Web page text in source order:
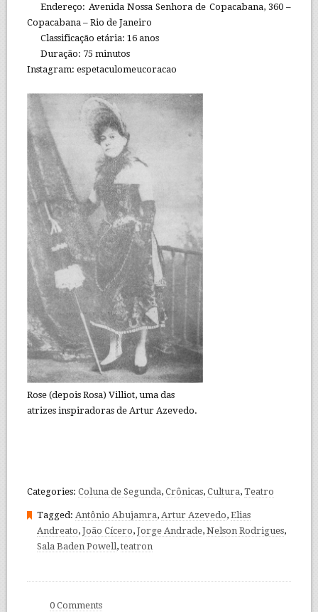
Endereço: Avenida Nossa Senhora de Copacabana, 360 –
Copacabana – Rio de Janeiro
Classificação etária: 16 anos
Duração: 75 minutos
Instagram: espetaculomeucoracao
Rose (depois Rosa) Villiot, uma das
atrizes inspiradoras de Artur Azevedo.
Categories: Coluna de Segunda, Crônicas, Cultura, Teatro
Tagged: Antônio Abujamra, Artur Azevedo, Elias
Andreato, João Cícero, Jorge Andrade, Nelson Rodrigues,
Sala Baden Powell,teatron
0 Comments